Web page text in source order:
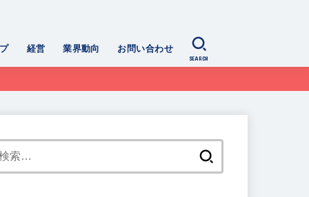
経営 業界動向 お問い合わせ
SEARCH